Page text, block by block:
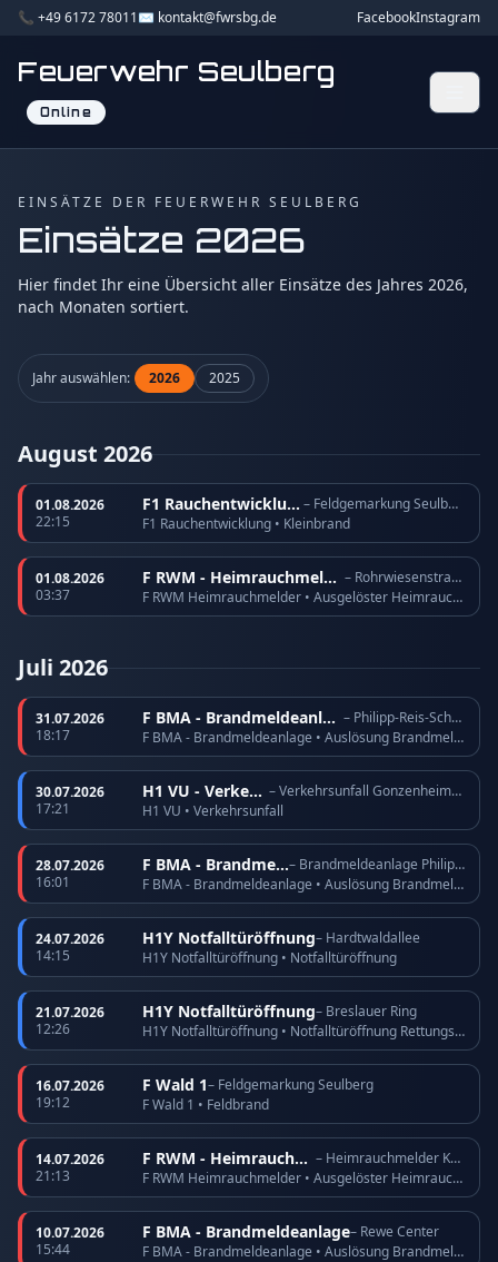
📞 +49 6172 78011✉️ kontakt@fwrsbg.de FacebookInstagram
Feuerwehr Seulberg
Online
EINSÄTZE DER FEUERWEHR SEULBERG
Einsätze 2026
Hier findet Ihr eine Übersicht aller Einsätze des Jahres 2026,
nach Monaten sortiert.
Jahr auswählen: 2026 2025
August 2026
01.08.2026
22:15
F1 Rauchentwicklung
– Feldgemarkung Seulberg
F1 Rauchentwicklung • Kleinbrand
01.08.2026
03:37
F RWM - Heimrauchmelder
– Rohrwiesenstraße
F RWM Heimrauchmelder • Ausgelöster Heimrauchmelder
Juli 2026
31.07.2026
18:17
F BMA - Brandmeldeanlage
– Philipp-Reis-Schule
F BMA - Brandmeldeanlage • Auslösung Brandmeldeanlage
30.07.2026
17:21
H1 VU - Verkehrsunfall
– Verkehrsunfall Gonzenheimer Landstraße
H1 VU • Verkehrsunfall
28.07.2026
16:01
F BMA - Brandmeldeanlage
– Brandmeldeanlage Philipp-Reis-Schule
F BMA - Brandmeldeanlage • Auslösung Brandmeldeanlage
24.07.2026
14:15
H1Y Notfalltüröffnung– Hardtwaldallee
H1Y Notfalltüröffnung • Notfalltüröffnung
21.07.2026
12:26
H1Y Notfalltüröffnung– Breslauer Ring
H1Y Notfalltüröffnung • Notfalltüröffnung Rettungsdienst
16.07.2026
19:12
F Wald 1– Feldgemarkung Seulberg
F Wald 1 • Feldbrand
14.07.2026
21:13
F RWM - Heimrauchmelder
– Heimrauchmelder Köppern
F RWM Heimrauchmelder • Ausgelöster Heimrauchmelder
10.07.2026
15:44
F BMA - Brandmeldeanlage– Rewe Center
F BMA - Brandmeldeanlage • Auslösung Brandmeldeanlage